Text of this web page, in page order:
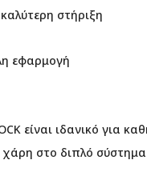
στήριξη
εφαρμογή
είναι ιδανικό για
στο διπλό σύστημα